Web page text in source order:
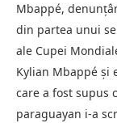
Mbappé,
din partea unui
ale Cupei
Kylian Mbappé și
care a fost supus
paraguayan i-a